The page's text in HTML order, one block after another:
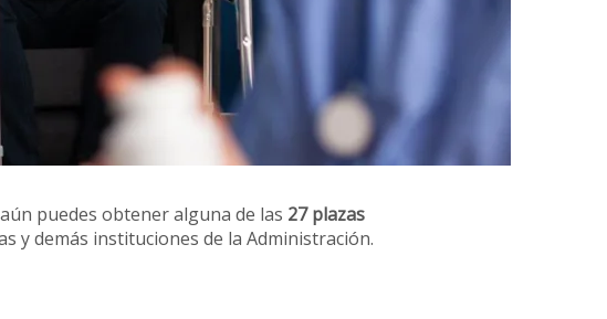
puedes obtener alguna de las 27 plazas
y demás instituciones de la Administración.